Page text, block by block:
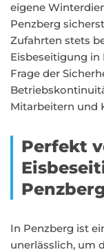
eigene
Penzberg
Zufahrten stets
Eisbeseitigung
Frage der
Mitarbeitern und
Perfekt
In Penzberg ist
unerlässlich, um